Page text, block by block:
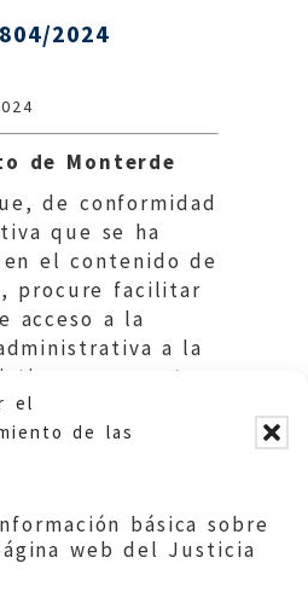
el
de las
básica sobre
web del Justicia
2024
de Monterde
de conformidad
que se ha
el contenido de
procure facilitar
acceso a la
a la
proponente